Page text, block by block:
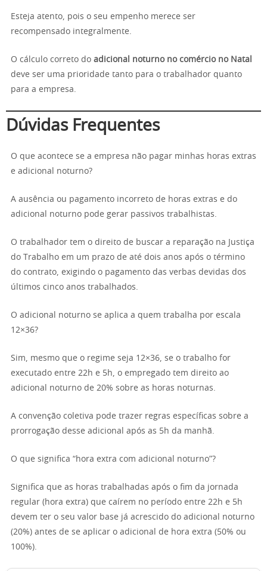
Esteja atento, pois o seu empenho merece ser
recompensado integralmente.
O cálculo correto do adicional noturno no comércio no Natal
deve ser uma prioridade tanto para o trabalhador quanto
para a empresa.
Dúvidas Frequentes
O que acontece se a empresa não pagar minhas horas extras
e adicional noturno?
A ausência ou pagamento incorreto de horas extras e do
adicional noturno pode gerar passivos trabalhistas.
O trabalhador tem o direito de buscar a reparação na Justiça
do Trabalho em um prazo de até dois anos após o término
do contrato, exigindo o pagamento das verbas devidas dos
últimos cinco anos trabalhados.
O adicional noturno se aplica a quem trabalha por escala
12×36?
Sim, mesmo que o regime seja 12×36, se o trabalho for
executado entre 22h e 5h, o empregado tem direito ao
adicional noturno de 20% sobre as horas noturnas.
A convenção coletiva pode trazer regras específicas sobre a
prorrogação desse adicional após as 5h da manhã.
O que significa “hora extra com adicional noturno”?
Significa que as horas trabalhadas após o fim da jornada
regular (hora extra) que caírem no período entre 22h e 5h
devem ter o seu valor base já acrescido do adicional noturno
(20%) antes de se aplicar o adicional de hora extra (50% ou
100%).